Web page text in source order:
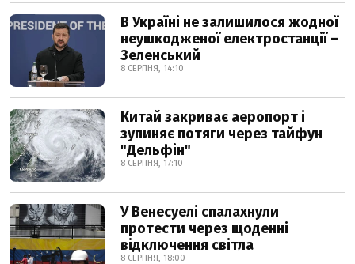
В Україні не залишилося жодної
неушкодженої електростанції –
Зеленський
8 СЕРПНЯ, 14:10
Китай закриває аеропорт і
зупиняє потяги через тайфун
"Дельфін"
8 СЕРПНЯ, 17:10
У Венесуелі спалахнули
протести через щоденні
відключення світла
8 СЕРПНЯ, 18:00